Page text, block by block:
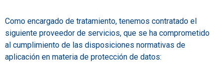
Como encargado de tratamiento, tenemos contratado el
siguiente proveedor de servicios, que se ha comprometido
al cumplimiento de las disposiciones normativas de
aplicación en materia de protección de datos: